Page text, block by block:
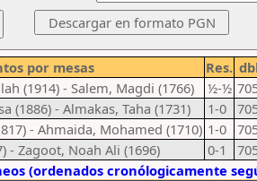
por mesas Res.
(1914) - Salem, Magdi (1766) ½-½
(1886) - Almakas, Taha (1731) 1-0
- Ahmaida, Mohamed (1710) 1-0
- Zagoot, Noah Ali (1696) 0-1
(ordenados cronólogicamente